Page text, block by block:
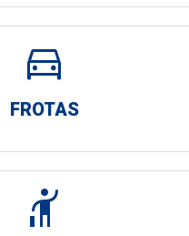
directions_car
FROTAS
hail